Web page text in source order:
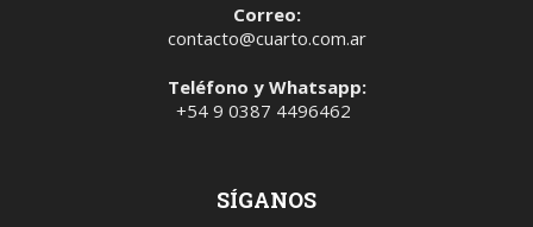
Correo:
contacto@cuarto.com.ar
Teléfono y Whatsapp:
+54 9 0387 4496462
SÍGANOS